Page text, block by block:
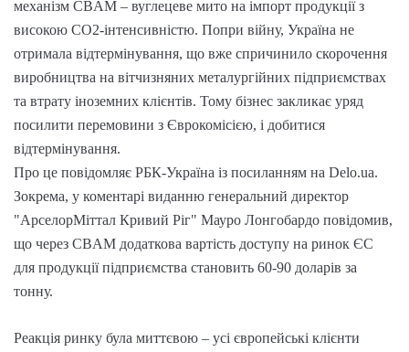
механізм CBAM – вуглецеве мито на імпорт продукції з
високою CO2-інтенсивністю. Попри війну, Україна не
отримала відтермінування, що вже спричинило скорочення
виробництва на вітчизняних металургійних підприємствах
та втрату іноземних клієнтів. Тому бізнес закликає уряд
посилити перемовини з Єврокомісією, і добитися
відтермінування.
Про це повідомляє РБК-Україна із посиланням на Delo.ua.
Зокрема, у коментарі виданню генеральний директор
"АрселорМіттал Кривий Ріг" Мауро Лонгобардо повідомив,
що через CBAM додаткова вартість доступу на ринок ЄС
для продукції підприємства становить 60-90 доларів за
тонну.
Реакція ринку була миттєвою – усі європейські клієнти